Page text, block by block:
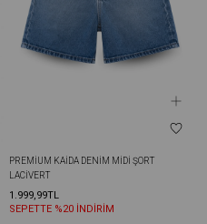
PREMIUM KAIDA DENIM MIDI ŞORT
LACIVERT
1.999,99TL
SEPETTE %20 İNDİRİM